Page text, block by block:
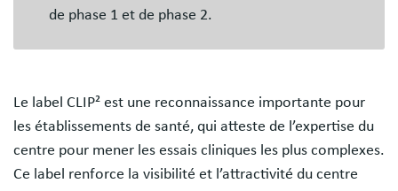
de phase 1 et de phase 2.
Le label CLIP² est une reconnaissance importante pour
les établissements de santé, qui atteste de l’expertise du
centre pour mener les essais cliniques les plus complexes.
Ce label renforce la visibilité et l’attractivité du centre